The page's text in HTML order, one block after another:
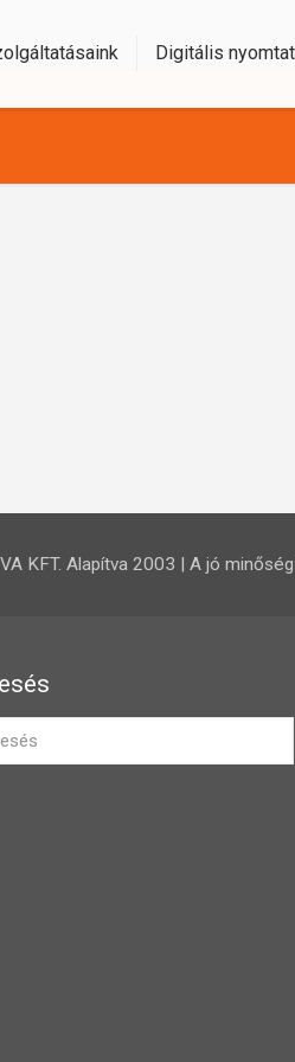
Digitális
KFT. Alapítva 2003 | A jó